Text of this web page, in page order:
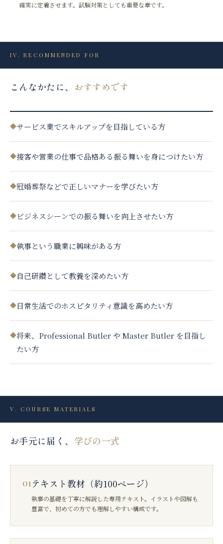
確実に定着させます。試験対策としても重要な章です。
IV .RECOMMENDED FOR
こんなかたに、 おすすめです
◆サービス業でスキルアップを目指している方
◆接客や営業の仕事で品格ある振る舞いを身につけたい方
◆冠婚葬祭などで正しいマナーを学びたい方
◆ビジネスシーンでの振る舞いを向上させたい方
◆執事という職業に興味がある方
◆自己研鑽として教養を深めたい方
◆日常生活でのホスピタリティ意識を高めたい方
◆将来、Professional Butler や Master Butler を目指し
たい方
V . COURSE MATERIALS
お手元に届く、 学びの一式
01テキスト教材（約100ページ）
執事の基礎を丁寧に解説した専用テキスト。イラストや図解も
豊富で、初めての方でも理解しやすい構成です。